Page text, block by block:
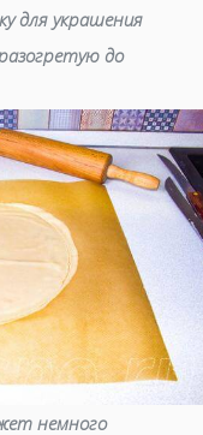
для украшения
до
немного